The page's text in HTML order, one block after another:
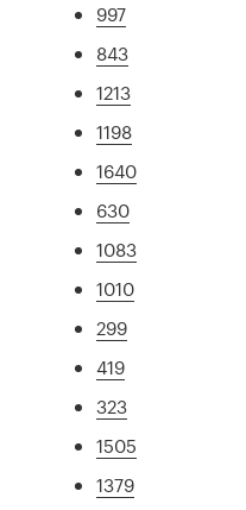
997
843
1213
1198
1640
630
1083
1010
299
419
323
1505
1379